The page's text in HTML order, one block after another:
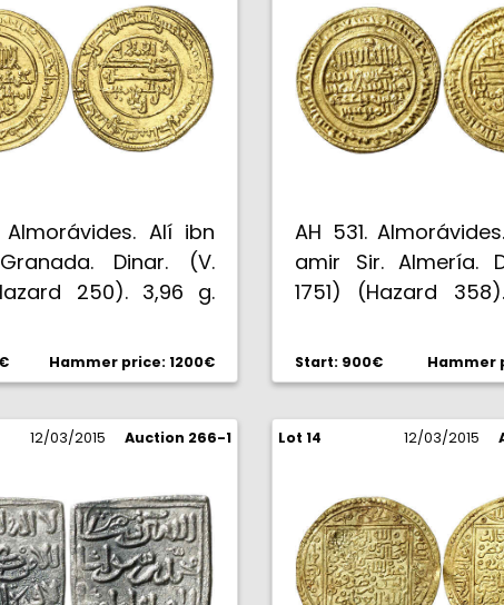
Almorávides. Alí ibn
Dinar. (V.
250). 3,96 g.
Hammer price: 1200€
AH 531.
amir Sir. Almería.
1751) (Hazard
Start: 900€ Hammer
12/03/2015 Auction 266-1 Lot 14 12/03/2015